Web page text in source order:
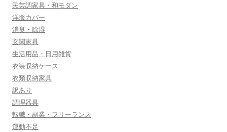
民芸調家具・和モダン
洋服カバー
消臭・除湿
玄関家具
生活用品・日用雑貨
衣装収納ケース
衣類収納家具
訳あり
調理器具
転職・副業・フリーランス
運動不足